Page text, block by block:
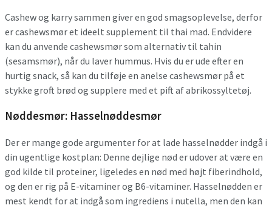
Cashew og karry sammen giver en god smagsoplevelse, derfor
er cashewsmør et ideelt supplement til thai mad. Endvidere
kan du anvende cashewsmør som alternativ til tahin
(sesamsmør), når du laver hummus. Hvis du er ude efter en
hurtig snack, så kan du tilføje en anelse cashewsmør på et
stykke groft brød og supplere med et pift af abrikossyltetøj.
Nøddesmør: Hasselnøddesmør
Der er mange gode argumenter for at lade hasselnødder indgå i
din ugentlige kostplan: Denne dejlige nød er udover at være en
god kilde til proteiner, ligeledes en nød med højt fiberindhold,
og den er rig på E-vitaminer og B6-vitaminer. Hasselnødden er
mest kendt for at indgå som ingrediens i nutella, men den kan